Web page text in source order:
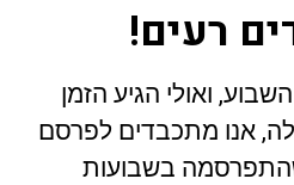
רעים!
ואולי הגיע הזמן
אנו מתכבדים לפרסם
בשבועות